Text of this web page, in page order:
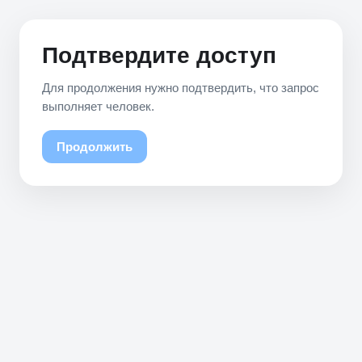
Подтвердите доступ
Для продолжения нужно подтвердить, что запрос
выполняет человек.
Продолжить